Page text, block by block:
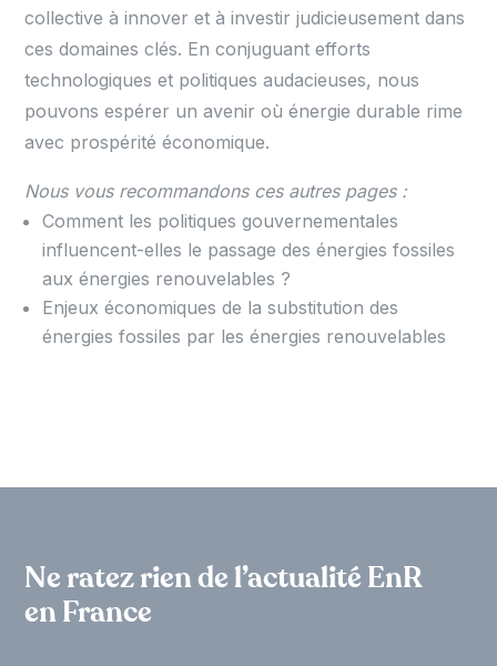
collective à innover et à investir judicieusement dans
ces domaines clés. En conjuguant efforts
technologiques et politiques audacieuses, nous
pouvons espérer un avenir où énergie durable rime
avec prospérité économique.
Nous vous recommandons ces autres pages :
Comment les politiques gouvernementales
influencent-elles le passage des énergies fossiles
aux énergies renouvelables ?
Enjeux économiques de la substitution des
énergies fossiles par les énergies renouvelables
Ne ratez rien de l’actualité EnR
en France